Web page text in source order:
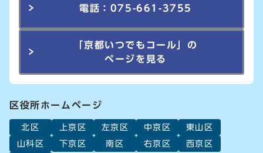
電話：075-661-3755
「京都いつでもコール」の
ページを見る
区役所ホームページ
北区 上京区 左京区 中京区
東山区
山科区
下京区 南区 右京区
西京区